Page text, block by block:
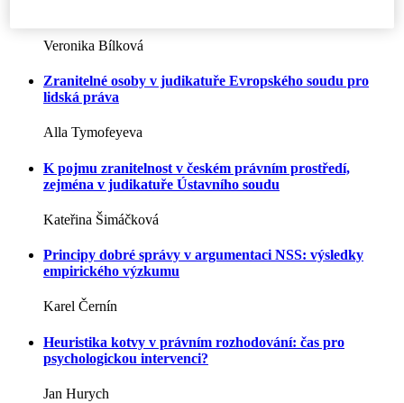
Veronika Bílková
Zranitelné osoby v judikatuře Evropského soudu pro
lidská práva
Alla Tymofeyeva
K pojmu zranitelnost v českém právním prostředí,
zejména v judikatuře Ústavního soudu
Kateřina Šimáčková
Principy dobré správy v argumentaci NSS: výsledky
empirického výzkumu
Karel Černín
Heuristika kotvy v právním rozhodování: čas pro
psychologickou intervenci?
Jan Hurych